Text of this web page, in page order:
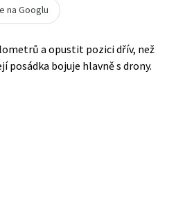
na Googlu
a opustit pozici dřív, než
bojuje hlavně s drony.